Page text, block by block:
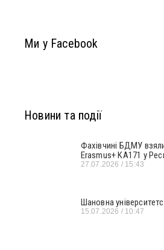
Ми у Facebook
Новини та події
Фахівчині БДМУ
Erasmus+ KA171 у
27.07.2026 15:43
Шановна
15.07.2026 10:47